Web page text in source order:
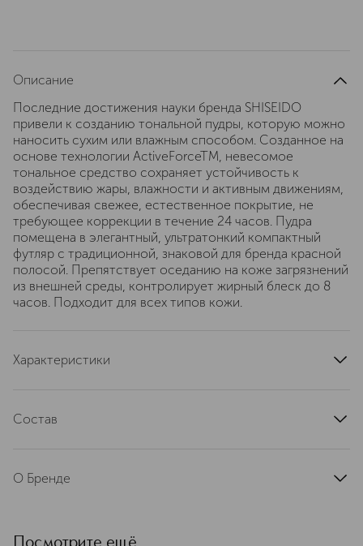
Описание
Последние достижения науки бренда SHISEIDO
привели к созданию тональной пудры, которую можно
наносить сухим или влажным способом. Созданное на
основе технологии ActiveForceTM, невесомое
тональное средство сохраняет устойчивость к
воздействию жары, влажности и активным движениям,
обеспечивая свежее, естественное покрытие, не
требующее коррекции в течение 24 часов. Пудра
помещена в элегантный, ультратонкий компактный
футляр с традиционной, знаковой для бренда красной
полосой. Препятствует оседанию на коже загрязнений
из внешней среды, контролирует жирный блеск до 8
часов. Подходит для всех типов кожи.
Характеристики
тип продукта
Состав
DIPHENYL DIМETНICONE/VINYL DIPHENYL
О Бренде
мире, была основана в 1872 году в